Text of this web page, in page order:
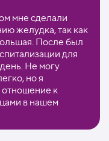
мне сделали
желудка, так как
После был
для
Не могу
но я
отношение к
в нашем